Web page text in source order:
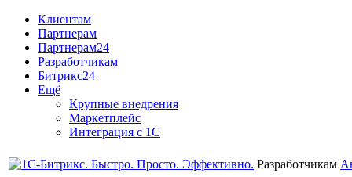
Клиентам
Партнерам
Партнерам24
Разработчикам
Битрикс24
Ещё
Крупные внедрения
Маркетплейс
Интеграция с 1С
Разработчикам